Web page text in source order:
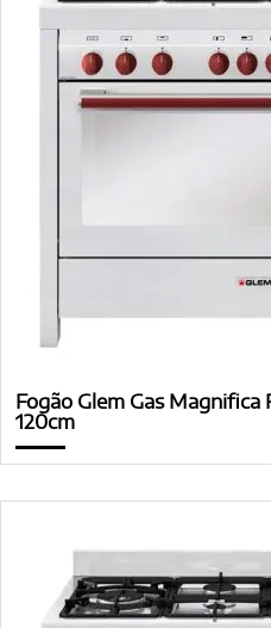
Fogão Glem Gas Magnifica
120cm